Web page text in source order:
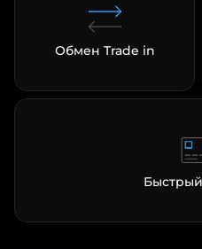
Обмен Trade in